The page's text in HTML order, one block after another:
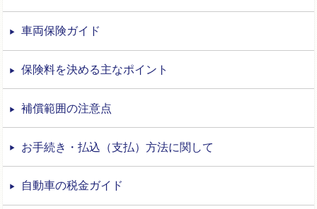
車両保険ガイド
保険料を決める主なポイント
補償範囲の注意点
お手続き・払込（支払）方法に関して
自動車の税金ガイド